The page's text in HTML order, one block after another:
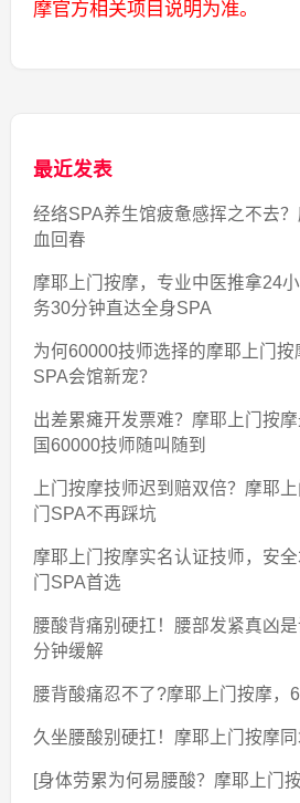
摩官方相关项目说明为准。
最近发表
经络SPA养生馆疲惫感挥之不去
血回春
摩耶上门按摩，专业中医推拿24
务30分钟直达全身SPA
为何60000技师选择的摩耶上门
SPA会馆新宠？
出差累瘫开发票难？摩耶上门按
国60000技师随叫随到
上门按摩技师迟到赔双倍？摩耶
门SPA不再踩坑
摩耶上门按摩实名认证技师，安
门SPA首选
腰酸背痛别硬扛！腰部发紧真凶
分钟缓解
腰背酸痛忍不了?摩耶上门按摩，
久坐腰酸别硬扛！摩耶上门按摩同
[身体劳累为何易腰酸？摩耶上门